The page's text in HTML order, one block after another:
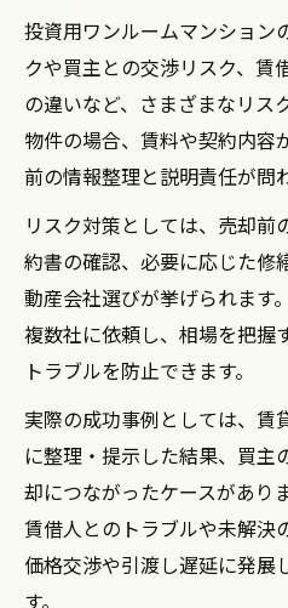
工夫
マンション売却前に知
不動産売却時にか
徴
ワンルームマンショ
知識
贈与と売却で異な
不動産売却の節税
用法
投資用マンション売
義務
投資用ワンルームマンション
クや買主との交渉リスク、賃
の違いなど、さまざまなリス
物件の場合、賃料や契約内容
前の情報整理と説明責任が問
リスク対策としては、売却
約書の確認、必要に応じた修
動産会社選びが挙げられます
複数社に依頼し、相場を把握
トラブルを防止できます。
実際の成功事例としては、賃
に整理・提示した結果、買主
却につながったケースがあり
賃借人とのトラブルや未解決
価格交渉や引渡し遅延に発展
す。